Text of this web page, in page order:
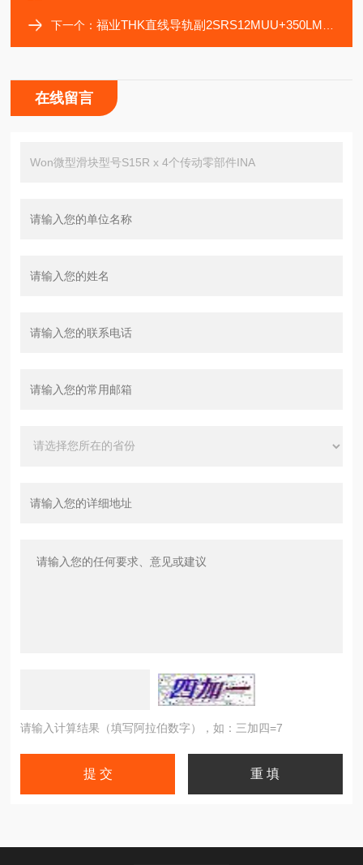
下一个：福业THK直线导轨副2SRS12MUU+350LM选型装配
在线留言
请输入计算结果（填写阿拉伯数字），如：三加四=7